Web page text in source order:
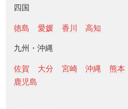
四国
徳島 愛媛 香川 高知
九州・沖縄
佐賀 大分 宮崎 沖縄 熊本
鹿児島